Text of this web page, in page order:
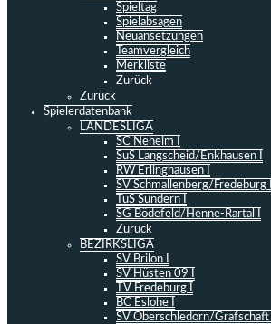
Spieltag
Spielabsagen
Neuansetzungen
Teamvergleich
Merkliste
Zurück
Zurück
Spielerdatenbank
LANDESLIGA
SC Neheim I
SuS Langscheid/Enkhausen I
RW Erlinghausen I
SV Schmallenberg/Fredeburg I
TuS Sundern I
SG Bödefeld/Henne-Rartal I
Zurück
BEZIRKSLIGA
SV Brilon I
SV Hüsten 09 I
TV Fredeburg I
BC Eslohe I
SV Oberschledorn/Grafschaft I